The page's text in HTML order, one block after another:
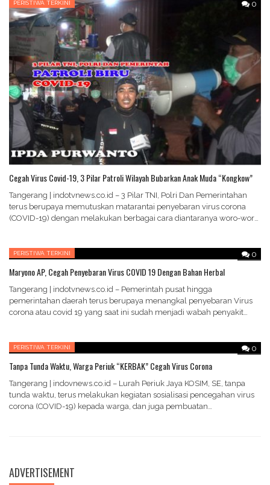
0
PERISTIWA TERKINI
Cegah Virus Covid-19, 3 Pilar Patroli Wilayah Bubarkan Anak Muda “Kongkow”
Tangerang | indotvnews.co.id – 3 Pilar TNI, Polri Dan Pemerintahan
terus berupaya memutuskan matarantai penyebaran virus corona
(COVID-19) dengan melakukan berbagai cara diantaranya woro-woro,
0
PERISTIWA TERKINI
Maryono AP, Cegah Penyebaran Virus COVID 19 Dengan Bahan Herbal
Tangerang | indotvnews.co.id – Pemerintah pusat hingga
pemerintahan daerah terus berupaya menangkal penyebaran Virus
corona atau covid 19 yang saat ini sudah menjadi wabah penyakit…
0
PERISTIWA TERKINI
Tanpa Tunda Waktu, Warga Periuk “KERBAK” Cegah Virus Corona
Tangerang | indovnews.co.id – Lurah Periuk Jaya KOSIM, SE, tanpa
tunda waktu, terus melakukan kegiatan sosialisasi pencegahan virus
corona (COVID-19) kepada warga, dan juga pembuatan…
ADVERTISEMENT